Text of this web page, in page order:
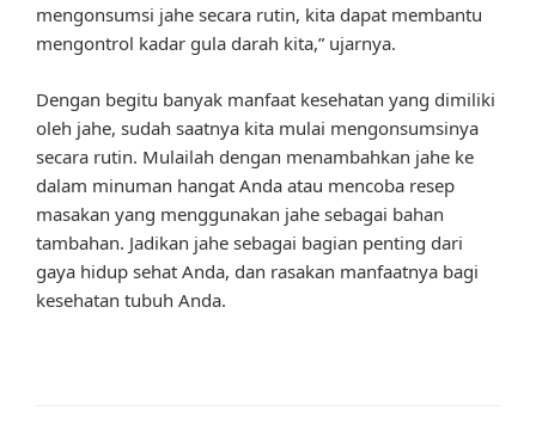
mengonsumsi jahe secara rutin, kita dapat membantu
mengontrol kadar gula darah kita,” ujarnya.
Dengan begitu banyak manfaat kesehatan yang dimiliki
oleh jahe, sudah saatnya kita mulai mengonsumsinya
secara rutin. Mulailah dengan menambahkan jahe ke
dalam minuman hangat Anda atau mencoba resep
masakan yang menggunakan jahe sebagai bahan
tambahan. Jadikan jahe sebagai bagian penting dari
gaya hidup sehat Anda, dan rasakan manfaatnya bagi
kesehatan tubuh Anda.